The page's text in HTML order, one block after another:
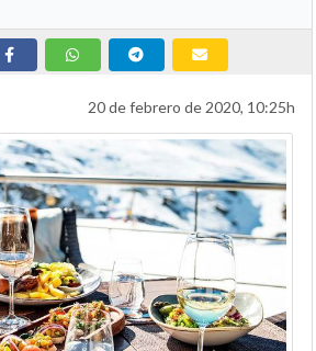
20 de febrero de 2020, 10:25h